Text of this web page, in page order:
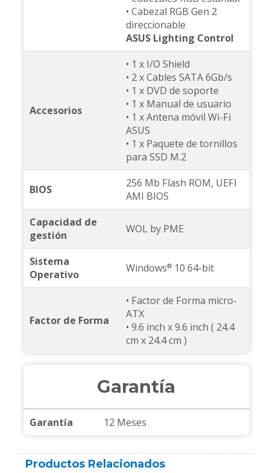
• Cabezal RGB Gen 2
direccionable
ASUS Lighting Control
Accesorios
• 1 x I/O Shield
• 2 x Cables SATA 6Gb/s
• 1 x DVD de soporte
• 1 x Manual de usuario
• 1 x Antena móvil Wi-Fi
ASUS
• 1 x Paquete de tornillos
para SSD M.2
BIOS
256 Mb Flash ROM, UEFI
AMI BIOS
Capacidad de
gestión
WOL by PME
Sistema
Operativo
Windows®10 64-bit
Factor de Forma
• Factor de Forma micro-
ATX
• 9.6 inch x 9.6 inch ( 24.4
cm x 24.4 cm )
Garantía
Garantía 12 Meses
Productos Relacionados